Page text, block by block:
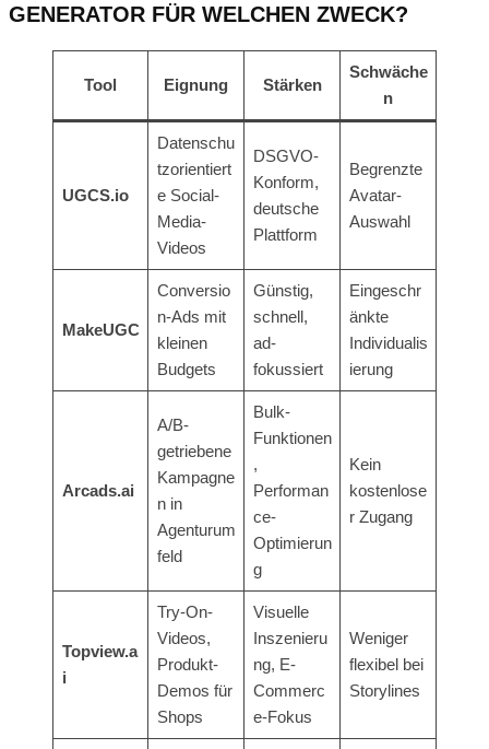
GENERATOR FÜR WELCHEN ZWECK?
Tool Eignung Stärken
Schwäche
n
UGCS.io
Datenschu
tzorientiert
e Social-
Media-
Videos
DSGVO-
Konform,
deutsche
Plattform
Begrenzte
Avatar-
Auswahl
MakeUGC
Conversio
n-Ads mit
kleinen
Budgets
Günstig,
schnell,
ad-
fokussiert
Eingeschr
änkte
Individualis
ierung
Arcads.ai
A/B-
getriebene
Kampagne
n in
Agenturum
feld
Bulk-
Funktionen
,
Performan
ce-
Optimierun
g
Kein
kostenlose
r Zugang
Topview.a
i
Try-On-
Videos,
Produkt-
Demos für
Shops
Visuelle
Inszenieru
ng, E-
Commerc
e-Fokus
Weniger
flexibel bei
Storylines